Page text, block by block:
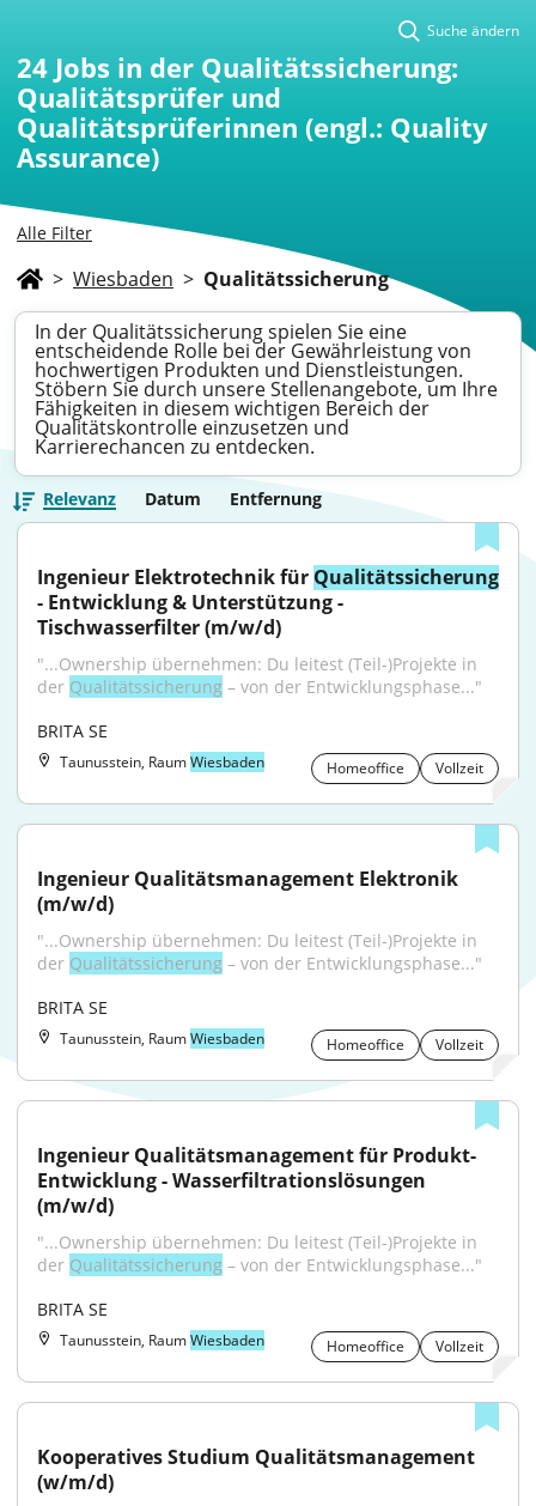
Alle Filter
Suche ändern
24 Jobs in der Qualitätssicherung:
Qualitätsprüfer und
Qualitätsprüferinnen (engl.: Quality
Assurance)
> Wiesbaden > Qualitätssicherung
In der Qualitätssicherung spielen Sie eine
entscheidende Rolle bei der Gewährleistung von
hochwertigen Produkten und Dienstleistungen.
Stöbern Sie durch unsere Stellenangebote, um Ihre
Fähigkeiten in diesem wichtigen Bereich der
Qualitätskontrolle einzusetzen und
Karrierechancen zu entdecken.
Relevanz Datum Entfernung
Ingenieur Elektrotechnik für Qualitätssicherung
- Entwicklung & Unterstützung -
Tischwasserfilter (m/w/d)
"...Ownership übernehmen: Du leitest (Teil-)Projekte in
der Qualitätssicherung – von der Entwicklungsphase..."
BRITA SE
Taunusstein, RaumWiesbaden Homeoffice Vollzeit
Ingenieur Qualitätsmanagement Elektronik
(m/w/d)
"...Ownership übernehmen: Du leitest (Teil-)Projekte in
der Qualitätssicherung – von der Entwicklungsphase..."
BRITA SE
Taunusstein, RaumWiesbaden Homeoffice Vollzeit
Ingenieur Qualitätsmanagement für Produkt-
Entwicklung - Wasserfiltrationslösungen
(m/w/d)
"...Ownership übernehmen: Du leitest (Teil-)Projekte in
der Qualitätssicherung – von der Entwicklungsphase..."
BRITA SE
Taunusstein, RaumWiesbaden Homeoffice Vollzeit
Kooperatives Studium Qualitätsmanagement
(w/m/d)